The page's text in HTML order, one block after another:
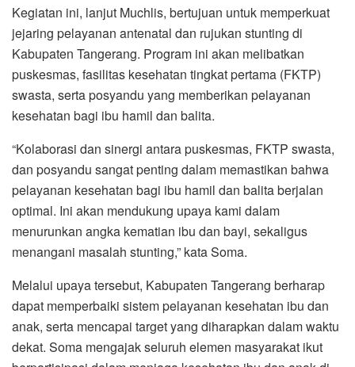
Kegiatan ini, lanjut Muchlis, bertujuan untuk memperkuat
jejaring pelayanan antenatal dan rujukan stunting di
Kabupaten Tangerang. Program ini akan melibatkan
puskesmas, fasilitas kesehatan tingkat pertama (FKTP)
swasta, serta posyandu yang memberikan pelayanan
kesehatan bagi ibu hamil dan balita.
“Kolaborasi dan sinergi antara puskesmas, FKTP swasta,
dan posyandu sangat penting dalam memastikan bahwa
pelayanan kesehatan bagi ibu hamil dan balita berjalan
optimal. Ini akan mendukung upaya kami dalam
menurunkan angka kematian ibu dan bayi, sekaligus
menangani masalah stunting,” kata Soma.
Melalui upaya tersebut, Kabupaten Tangerang berharap
dapat memperbaiki sistem pelayanan kesehatan ibu dan
anak, serta mencapai target yang diharapkan dalam waktu
dekat. Soma mengajak seluruh elemen masyarakat ikut